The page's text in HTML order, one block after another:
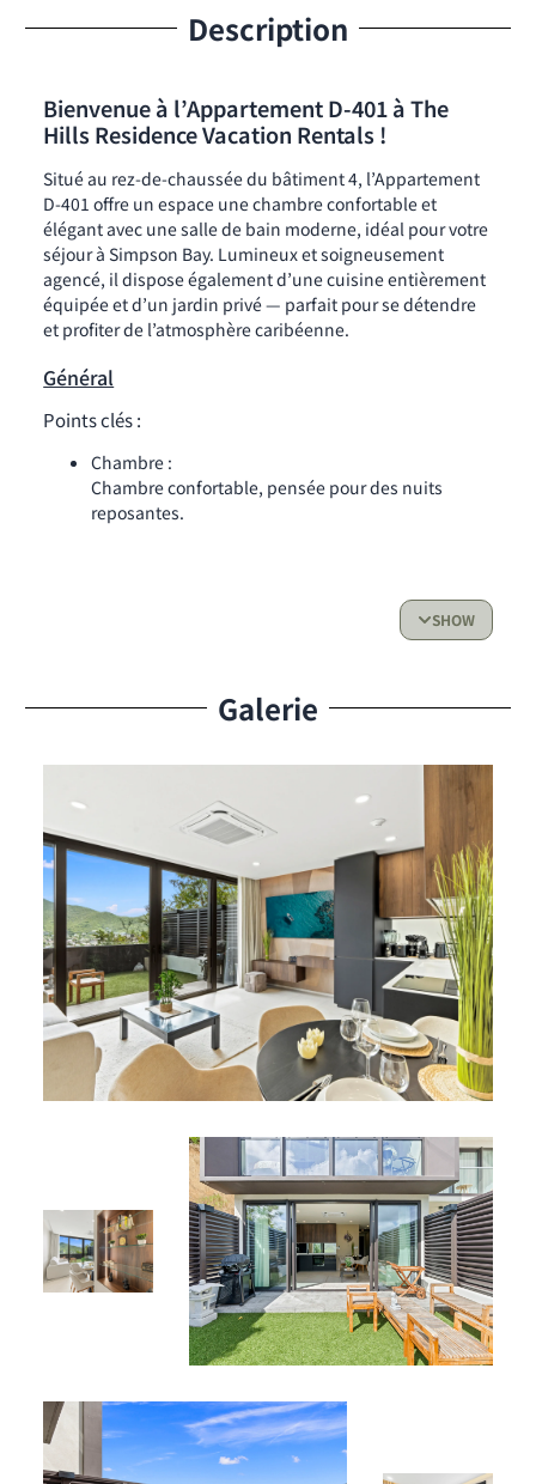
Description
Bienvenue à l’Appartement D-401 à The
Hills Residence Vacation Rentals !
Situé au rez-de-chaussée du bâtiment 4, l’Appartement
D-401 offre un espace une chambre confortable et
élégant avec une salle de bain moderne, idéal pour votre
séjour à Simpson Bay. Lumineux et soigneusement
agencé, il dispose également d’une cuisine entièrement
équipée et d’un jardin privé — parfait pour se détendre
et profiter de l’atmosphère caribéenne.
Général
Points clés :
Chambre :
Chambre confortable, pensée pour des nuits
reposantes.
ondes, lave-vaisselle, plaques de cuisson et
facilement et en toute autonomie.
Espace de vie & Accès extérieur :
Salon lumineux et accueillant
Jardin privé avec vue sur le lagon — parfait pour
profiter du calme et de l’ambiance caribéenne
Avantages Résidentiels
Services :
Entièrement climatisé
Wi-Fi haut débit
Télévision à écran plat
Parking sécurisé
Équipements Partagés :
Piscine rooftop
Jacuzzi rooftop
Espace piscine « Comfort, Modernity & Garden »
Emplacement Idéal
Situé à Simpson Bay, à proximité des plages, restaurants,
boutiques et principales attractions locales.
SHOW
Galerie